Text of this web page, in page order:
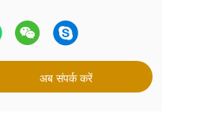
अब संपर्क करें